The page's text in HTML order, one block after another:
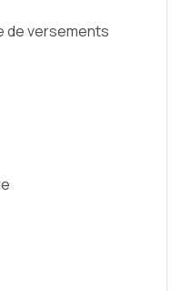
de versements